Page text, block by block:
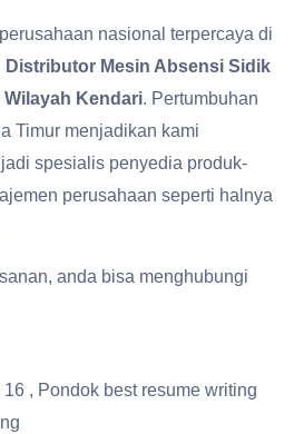
nasional terpercaya di
Distributor Mesin Absensi Sidik
Kendari. Pertumbuhan
Timur menjadikan kami
spesialis penyedia produk-
perusahaan seperti halnya
anda bisa menghubungi
, Pondok best resume writing